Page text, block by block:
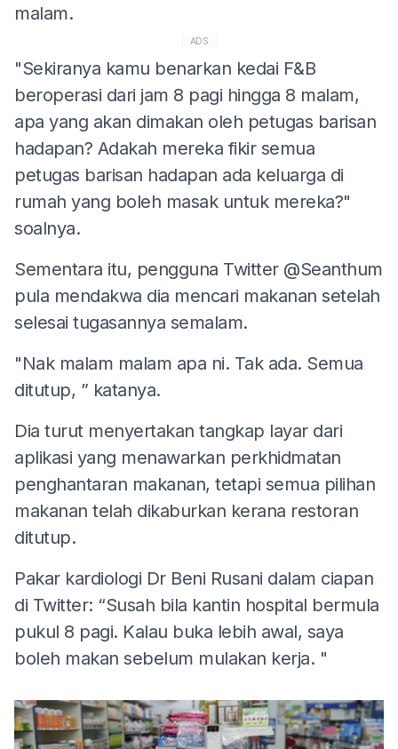
malam.
ADS
"Sekiranya kamu benarkan kedai F&B
beroperasi dari jam 8 pagi hingga 8 malam,
apa yang akan dimakan oleh petugas barisan
hadapan? Adakah mereka fikir semua
petugas barisan hadapan ada keluarga di
rumah yang boleh masak untuk mereka?"
soalnya.
Sementara itu, pengguna Twitter @Seanthum
pula mendakwa dia mencari makanan setelah
selesai tugasannya semalam.
"Nak malam malam apa ni. Tak ada. Semua
ditutup, ” katanya.
Dia turut menyertakan tangkap layar dari
aplikasi yang menawarkan perkhidmatan
penghantaran makanan, tetapi semua pilihan
makanan telah dikaburkan kerana restoran
ditutup.
Pakar kardiologi Dr Beni Rusani dalam ciapan
di Twitter: “Susah bila kantin hospital bermula
pukul 8 pagi. Kalau buka lebih awal, saya
boleh makan sebelum mulakan kerja. "